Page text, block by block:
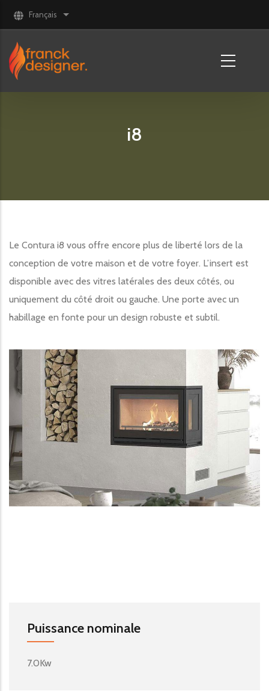
Aller au contenu principal
Français Lister les actions supplémentaires
i8
Le Contura i8 vous offre encore plus de liberté lors de la
conception de votre maison et de votre foyer. L’insert est
disponible avec des vitres latérales des deux côtés, ou
uniquement du côté droit ou gauche. Une porte avec un
habillage en fonte pour un design robuste et subtil.
Image produit
Puissance nominale
7.0Kw